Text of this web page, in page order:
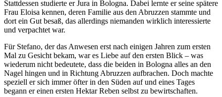
Stattdessen studierte er Jura in Bologna. Dabei lernte er seine spätere
Frau Eloisa kennen, deren Familie aus den Abruzzen stammte und
dort ein Gut besaß, das allerdings niemanden wirklich interessierte
und verpachtet war.
Für Stefano, der das Anwesen erst nach einigen Jahren zum ersten
Mal zu Gesicht bekam, war es Liebe auf den ersten Blick – was
wiederum nicht bedeutete, dass die beiden in Bologna alles an den
Nagel hingen und in Richtung Abruzzen aufbrachen. Doch machte
speziell er sich immer öfter in den Süden auf und eines Tages
begann er einen ersten Hektar Reben selbst zu bewirtschaften.